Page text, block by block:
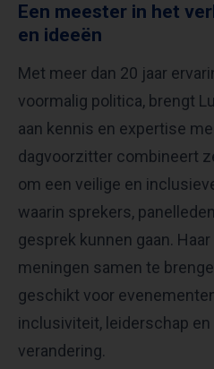
Een meester in het
en ideeën
Met meer dan 20 jaar
voormalig politica, brengt
aan kennis en expertise
dagvoorzitter combineert
om een veilige en
waarin sprekers,
gesprek kunnen gaan.
meningen samen te
geschikt voor
inclusiviteit, leiderschap
verandering.